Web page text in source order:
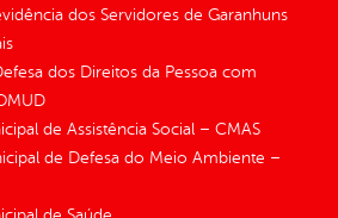
dos Servidores de Garanhuns
dos Direitos da Pessoa com
de Assistência Social – CMAS
de Defesa do Meio Ambiente –